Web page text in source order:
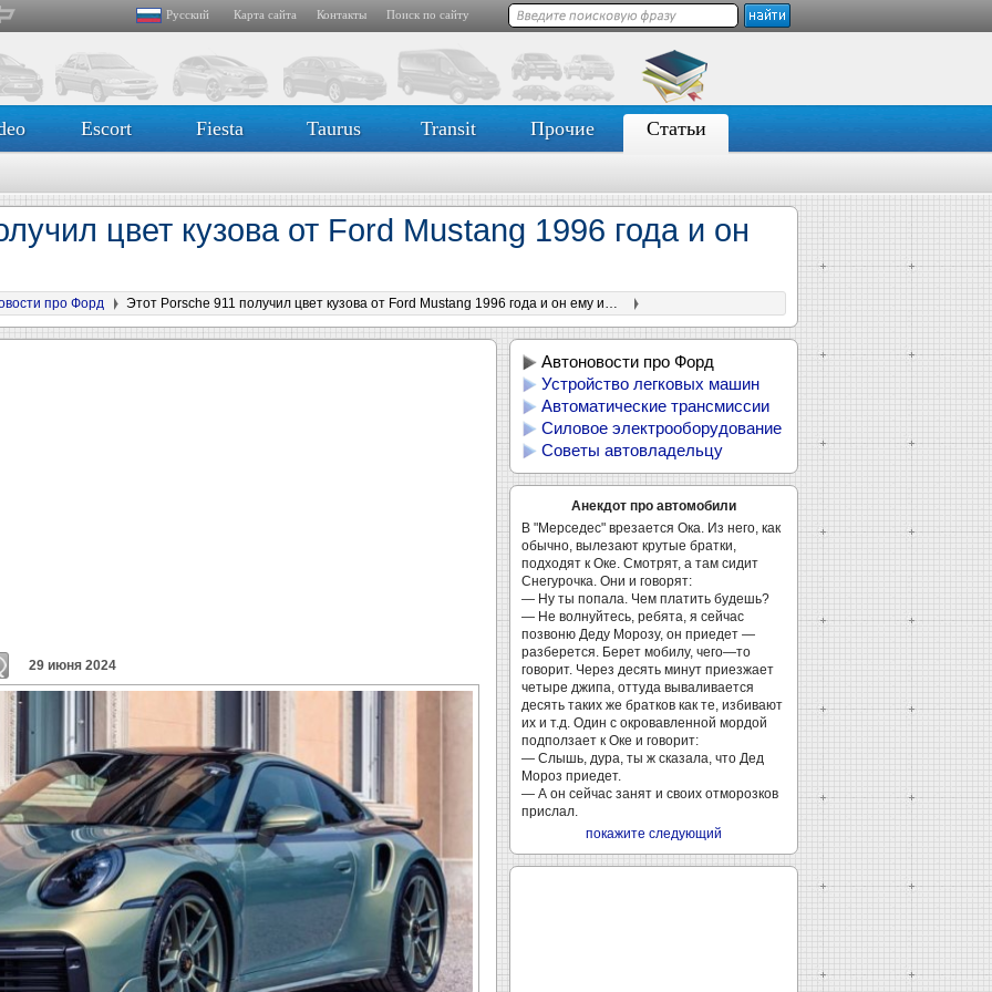
Русский Карта сайта Контакты Поиск по сайту
Escort Fiesta Taurus Transit Прочие Статьи
цвет кузова от Ford Mustang 1996 года и он
про Форд Этот Porsche 911 получил цвет кузова от Ford Mustang 1996 года и он ему идет
29 июня 2024
Автоновости про Форд
Устройство легковых машин
Автоматические трансмиссии
Силовое электрооборудование
Советы автовладельцу
Анекдот про автомобили
В "Мерседес" врезается Ока. Из него, как
обычно, вылезают крутые братки,
подходят к Оке. Смотрят, а там сидит
Снегурочка. Они и говорят:
— Ну ты попала. Чем платить будешь?
— Не волнуйтесь, ребята, я сейчас
позвоню Деду Морозу, он приедет —
разберется. Берет мобилу, чего—то
говорит. Через десять минут приезжает
четыре джипа, оттуда вываливается
десять таких же братков как те, избивают
их и т.д. Один с окровавленной мордой
подползает к Оке и говорит:
— Слышь, дура, ты ж сказала, что Дед
Мороз приедет.
— А он сейчас занят и своих отморозков
прислал.
покажите следующий